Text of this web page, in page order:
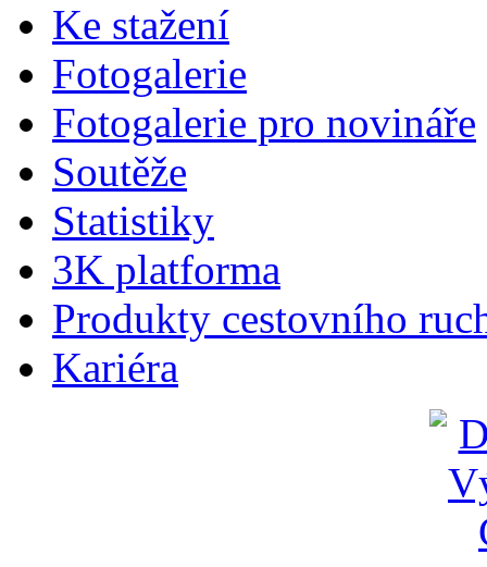
Ke stažení
Fotogalerie
Fotogalerie pro novináře
Soutěže
Statistiky
3K platforma
Produkty cestovního
Kariéra